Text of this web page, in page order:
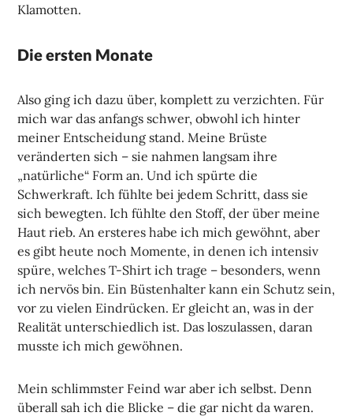
Klamotten.
Die ersten Monate
Also ging ich dazu über, komplett zu verzichten. Für
mich war das anfangs schwer, obwohl ich hinter
meiner Entscheidung stand. Meine Brüste
veränderten sich – sie nahmen langsam ihre
„natürliche“ Form an. Und ich spürte die
Schwerkraft. Ich fühlte bei jedem Schritt, dass sie
sich bewegten. Ich fühlte den Stoff, der über meine
Haut rieb. An ersteres habe ich mich gewöhnt, aber
es gibt heute noch Momente, in denen ich intensiv
spüre, welches T-Shirt ich trage – besonders, wenn
ich nervös bin. Ein Büstenhalter kann ein Schutz sein,
vor zu vielen Eindrücken. Er gleicht an, was in der
Realität unterschiedlich ist. Das loszulassen, daran
musste ich mich gewöhnen.
Mein schlimmster Feind war aber ich selbst. Denn
überall sah ich die Blicke – die gar nicht da waren.